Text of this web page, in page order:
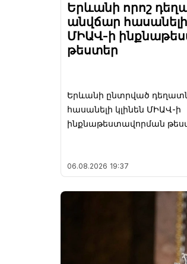
Երևանի որոշ
անվճար հասանելի
ՄԻԱՎ-ի
թեստեր
Երևանի ընտրված
հասանելի կլինեն ՄԻԱՎ-ի
ինքնաթեստավորման
06.08.2026 19:37